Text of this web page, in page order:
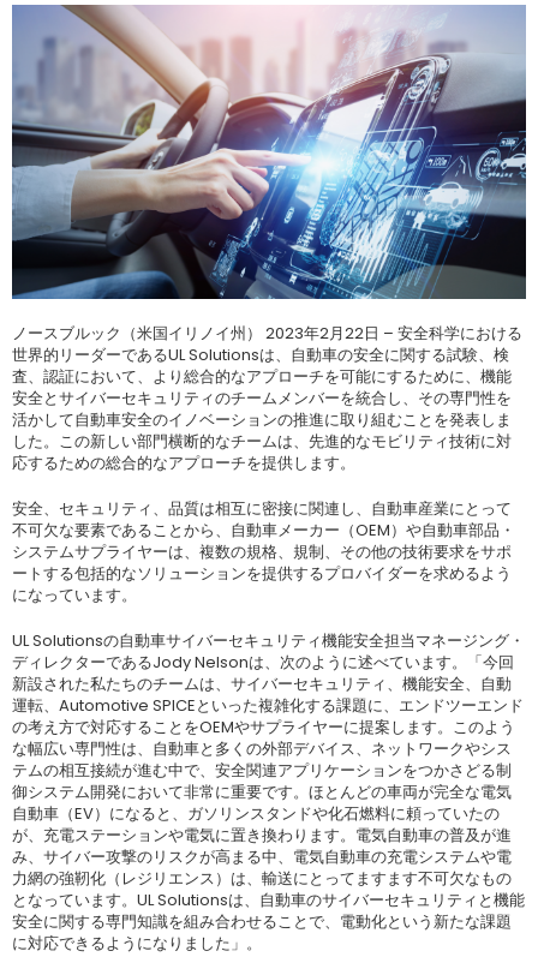
ノースブルック（米国イリノイ州） 2023年2月22日 – 安全科学における
世界的リーダーであるUL Solutionsは、自動車の安全に関する試験、検
査、認証において、より総合的なアプローチを可能にするために、機能
安全とサイバーセキュリティのチームメンバーを統合し、その専門性を
活かして自動車安全のイノベーションの推進に取り組むことを発表しま
した。この新しい部門横断的なチームは、先進的なモビリティ技術に対
応するための総合的なアプローチを提供します。
安全、セキュリティ、品質は相互に密接に関連し、自動車産業にとって
不可欠な要素であることから、自動車メーカー（OEM）や自動車部品・
システムサプライヤーは、複数の規格、規制、その他の技術要求をサポ
ートする包括的なソリューションを提供するプロバイダーを求めるよう
になっています。
UL Solutionsの自動車サイバーセキュリティ機能安全担当マネージング・
ディレクターであるJody Nelsonは、次のように述べています。「今回
新設された私たちのチームは、サイバーセキュリティ、機能安全、自動
運転、Automotive SPICEといった複雑化する課題に、エンドツーエンド
の考え方で対応することをOEMやサプライヤーに提案します。このよう
な幅広い専門性は、自動車と多くの外部デバイス、ネットワークやシス
テムの相互接続が進む中で、安全関連アプリケーションをつかさどる制
御システム開発において非常に重要です。ほとんどの車両が完全な電気
自動車（EV）になると、ガソリンスタンドや化石燃料に頼っていたの
が、充電ステーションや電気に置き換わります。電気自動車の普及が進
み、サイバー攻撃のリスクが高まる中、電気自動車の充電システムや電
力網の強靭化（レジリエンス）は、輸送にとってますます不可欠なもの
となっています。UL Solutionsは、自動車のサイバーセキュリティと機能
安全に関する専門知識を組み合わせることで、電動化という新たな課題
に対応できるようになりました」。